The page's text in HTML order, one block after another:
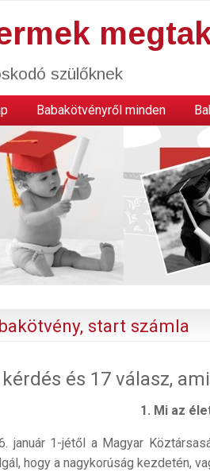
szülőknek
Babakötvényről minden
start számla
és 17 válasz,
1. Mi az
január 1-jétől a Magyar
hogy a nagykorúság kezdetén,